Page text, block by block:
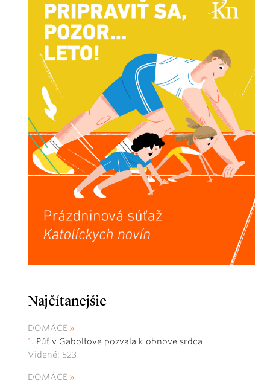
Najčítanejšie
DOMÁCE
Púť v Gaboltove pozvala k obnove srdca
Videné: 523
DOMÁCE